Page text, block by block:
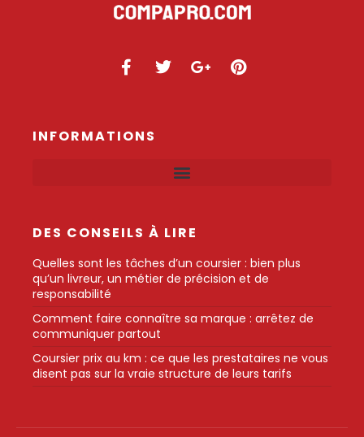
INFORMATIONS
DES CONSEILS À LIRE
Quelles sont les tâches d’un coursier : bien plus
qu’un livreur, un métier de précision et de
responsabilité
Comment faire connaître sa marque : arrêtez de
communiquer partout
Coursier prix au km : ce que les prestataires ne vous
disent pas sur la vraie structure de leurs tarifs